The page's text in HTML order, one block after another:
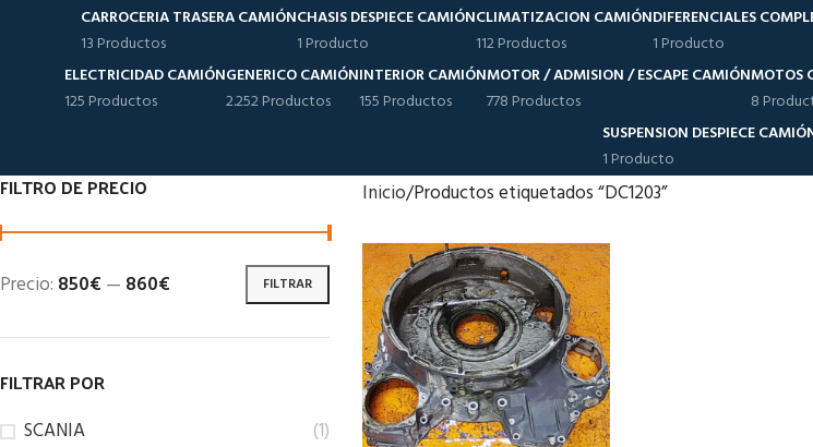
CARROCERIA TRASERA CAMIÓN
13 Productos
CHASIS DESPIECE CAMIÓN
1 Producto
CLIMATIZACION CAMIÓN
112 Productos
DIFERENCIALES
1 Producto
ELECTRICIDAD CAMIÓN
125 Productos
GENERICO CAMIÓN
2.252 Productos
INTERIOR CAMIÓN
155 Productos
MOTOR / ADMISION / ESCAPE CAMIÓN
778 Productos
MOTOS
8
SUSPENSION DESPIECE
1 Producto
FILTRO DE PRECIO
FILTRAR
Precio: 850€ — 860€
FILTRAR POR
SCANIA (1)
Inicio Productos etiquetados “DC1203”